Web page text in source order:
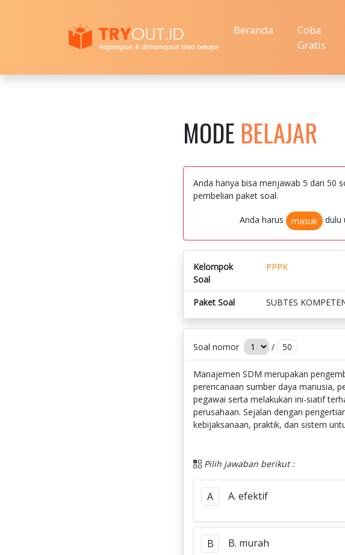
Beranda
Coba
Gratis
MODE BELAJAR
Anda hanya bisa menjawab 5 dari 50
pembelian paket soal.
Anda harus masuk dulu
Kelompok
Soal
PPPK
Paket Soal SUBTES
Soal nomor / 50
Manajemen SDM merupakan
perencanaan sumber daya manusia,
pegawai serta melakukan ini-siatif
perusahaan. Sejalan dengan
kebijaksanaan, praktik, dan sistem
Pilih jawaban berikut :
A A. efektif
B B. murah